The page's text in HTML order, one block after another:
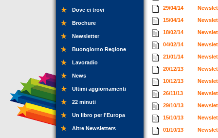
Dove ci trovi
Brochure
Newsletter
Buongiorno Regione
Lavoradio
News
Ultimi aggiornamenti
22 minuti
Un libro per l'Europa
Altre Newsletters
29/04/14
15/04/14
18/02/14
04/02/14
21/01/14
20/12/13
10/12/13
26/11/13
29/10/13
15/10/13
01/10/13